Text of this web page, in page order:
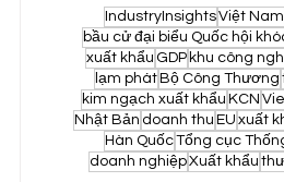
IndustryInsightsViệt Nam
bầu cử đại biểu Quốc hội
xuất khẩu GDP khu công
lạm phát Bộ Công Thương
kim ngạch xuất khẩu KCN
Nhật Bản doanh thu EU xuất
Hàn QuốcTổng cục
doanh nghiệpXuất khẩu